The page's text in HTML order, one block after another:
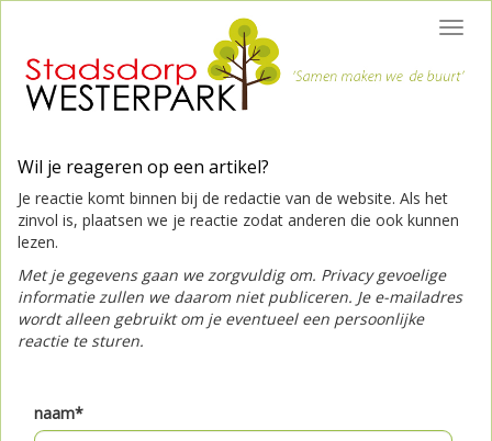
Wil je reageren op een artikel?
Je reactie komt binnen bij de redactie van de website. Als het
zinvol is, plaatsen we je reactie zodat anderen die ook kunnen
lezen.
Met je gegevens gaan we zorgvuldig om. Privacy gevoelige
informatie zullen we daarom niet publiceren. Je e-mailadres
wordt alleen gebruikt om je eventueel een persoonlijke
reactie te sturen.
naam*